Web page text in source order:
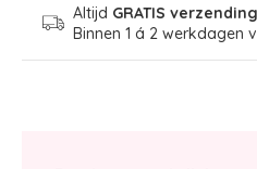
Altijd GRATIS verzending
Binnen 1 á 2 werkdagen